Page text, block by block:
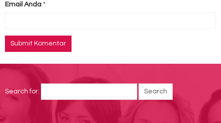
Email Anda *
Search for: